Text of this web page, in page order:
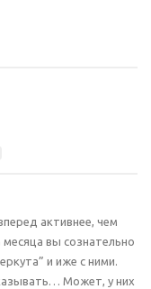
активнее, чем
вы сознательно
и иже с ними.
Может, у них